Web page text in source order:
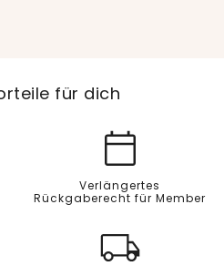
für dich
Verlängertes
Rückgaberecht für Member